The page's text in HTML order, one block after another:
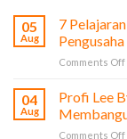
05
Aug
7
Comments Off
04
Aug
Profi Lee
Comments Off